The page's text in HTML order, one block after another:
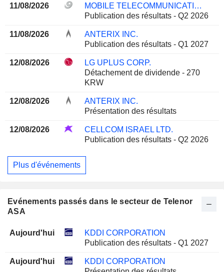
11/08/2026
MOBILE TELECOMMUNICATIONS COMPANY K.S.C.P.
Publication des résultats - Q2 2026
11/08/2026
ANTERIX INC.
Publication des résultats - Q1 2027
12/08/2026
LG UPLUS CORP.
Détachement de dividende - 270
KRW
12/08/2026
ANTERIX INC.
Présentation des résultats
12/08/2026
CELLCOM ISRAEL LTD.
Publication des résultats - Q2 2026
Plus d'événements
Evénements passés dans le secteur de Telenor
ASA
Aujourd'hui
KDDI CORPORATION
Publication des résultats - Q1 2027
Aujourd'hui
KDDI CORPORATION